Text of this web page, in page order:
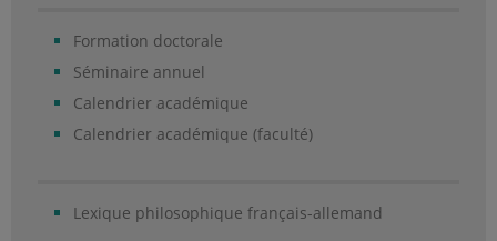
Formation doctorale
Séminaire annuel
Calendrier académique
Calendrier académique (faculté)
Lexique philosophique français-allemand